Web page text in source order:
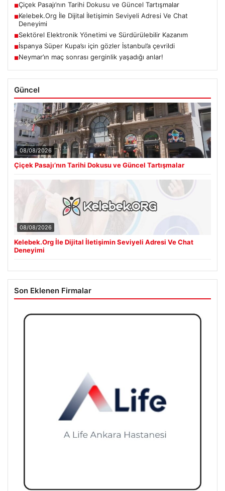
■Çiçek Pasajı’nın Tarihi Dokusu ve Güncel Tartışmalar
■Kelebek.Org İle Dijital İletişimin Seviyeli Adresi Ve Chat
Deneyimi
■Sektörel Elektronik Yönetimi ve Sürdürülebilir Kazanım
■İspanya Süper Kupa’sı için gözler İstanbul’a çevrildi
■Neymar’ın maç sonrası gerginlik yaşadığı anlar!
Güncel
08/08/2026
Çiçek Pasajı’nın Tarihi Dokusu ve Güncel Tartışmalar
08/08/2026
Kelebek.Org İle Dijital İletişimin Seviyeli Adresi Ve Chat
Deneyimi
Son Eklenen Firmalar